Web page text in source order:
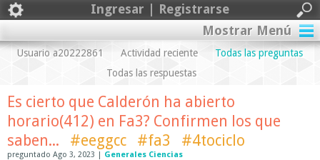
Ingresar | Registrarse
Mostrar Menú
Usuario a20222861 Actividad reciente
Todas las preguntas
Todas las respuestas
Es cierto que Calderón ha abierto
horario(412) en Fa3? Confirmen los que
saben...
#eeggcc #fa3 #4tociclo
preguntado Ago 3, 2023 | Generales Ciencias